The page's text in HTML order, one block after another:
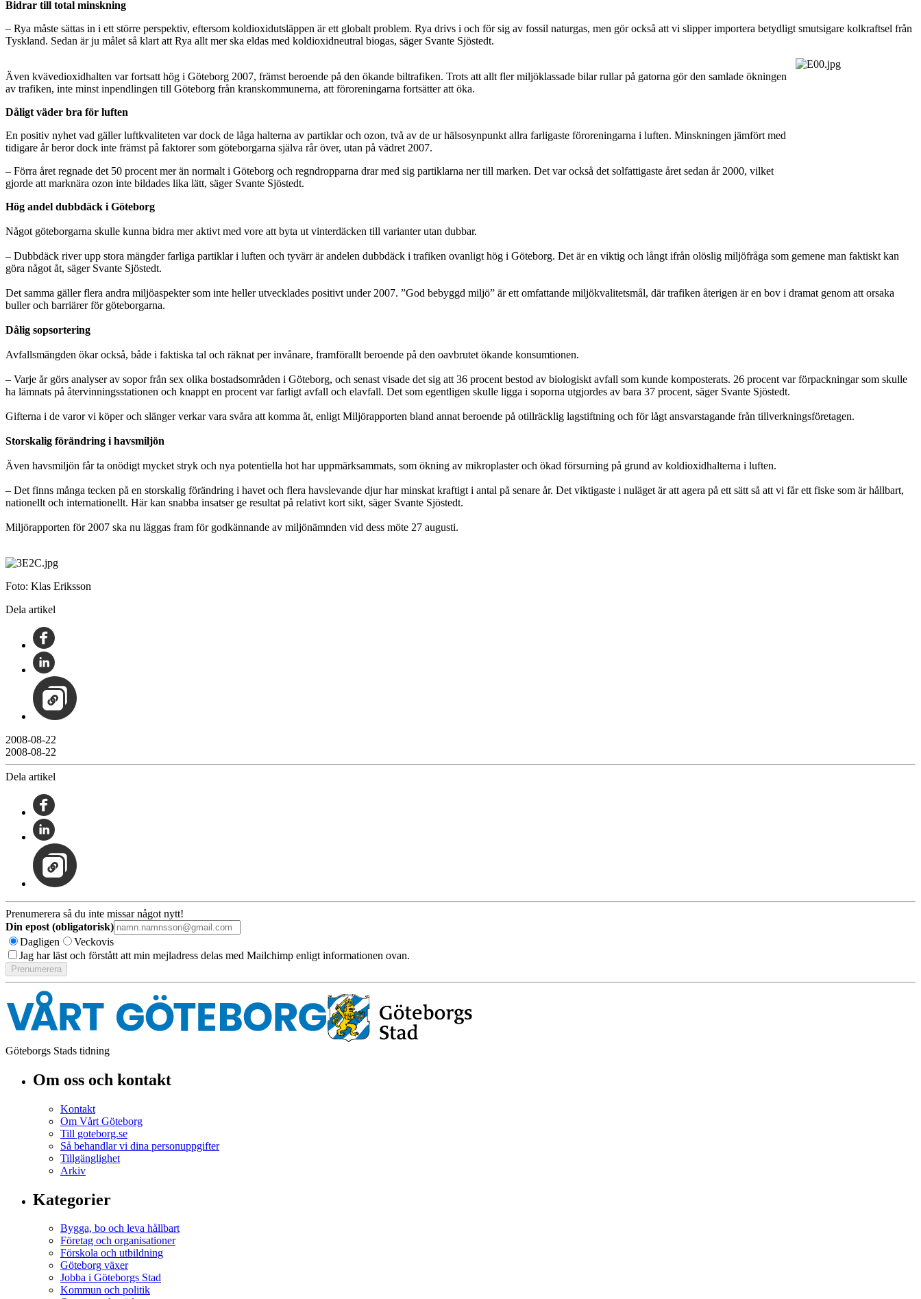
Bidrar till total minskning
– Rya måste sättas in i ett större perspektiv, eftersom koldioxidutsläppen är ett globalt problem. Rya drivs i och för sig av fossil naturgas, men gör också att vi slipper importera betydligt smutsigare kolkraftsel från
Tyskland. Sedan är ju målet så klart att Rya allt mer ska eldas med koldioxidneutral biogas, säger Svante Sjöstedt.
Även kvävedioxidhalten var fortsatt hög i Göteborg 2007, främst beroende på den ökande biltrafiken. Trots att allt fler miljöklassade bilar rullar på gatorna gör den samlade ökningen
av trafiken, inte minst inpendlingen till Göteborg från kranskommunerna, att föroreningarna fortsätter att öka.
Dåligt väder bra för luften
En positiv nyhet vad gäller luftkvaliteten var dock de låga halterna av partiklar och ozon, två av de ur hälsosynpunkt allra farligaste föroreningarna i luften. Minskningen jämfört med
tidigare år beror dock inte främst på faktorer som göteborgarna själva rår över, utan på vädret 2007.
– Förra året regnade det 50 procent mer än normalt i Göteborg och regndropparna drar med sig partiklarna ner till marken. Det var också det solfattigaste året sedan år 2000, vilket
gjorde att marknära ozon inte bildades lika lätt, säger Svante Sjöstedt.
Hög andel dubbdäck i Göteborg
Något göteborgarna skulle kunna bidra mer aktivt med vore att byta ut vinterdäcken till varianter utan dubbar.
– Dubbdäck river upp stora mängder farliga partiklar i luften och tyvärr är andelen dubbdäck i trafiken ovanligt hög i Göteborg. Det är en viktig och långt ifrån olöslig miljöfråga som gemene man faktiskt kan
göra något åt, säger Svante Sjöstedt.
Det samma gäller flera andra miljöaspekter som inte heller utvecklades positivt under 2007. ”God bebyggd miljö” är ett omfattande miljökvalitetsmål, där trafiken återigen är en bov i dramat genom att orsaka
buller och barriärer för göteborgarna.
Dålig sopsortering
Avfallsmängden ökar också, både i faktiska tal och räknat per invånare, framförallt beroende på den oavbrutet ökande konsumtionen.
– Varje år görs analyser av sopor från sex olika bostadsområden i Göteborg, och senast visade det sig att 36 procent bestod av biologiskt avfall som kunde komposterats. 26 procent var förpackningar som skulle
ha lämnats på återvinningsstationen och knappt en procent var farligt avfall och elavfall. Det som egentligen skulle ligga i soporna utgjordes av bara 37 procent, säger Svante Sjöstedt.
Gifterna i de varor vi köper och slänger verkar vara svåra att komma åt, enligt Miljörapporten bland annat beroende på otillräcklig lagstiftning och för lågt ansvarstagande från tillverkningsföretagen.
Storskalig förändring i havsmiljön
Även havsmiljön får ta onödigt mycket stryk och nya potentiella hot har uppmärksammats, som ökning av mikroplaster och ökad försurning på grund av koldioxidhalterna i luften.
– Det finns många tecken på en storskalig förändring i havet och flera havslevande djur har minskat kraftigt i antal på senare år. Det viktigaste i nuläget är att agera på ett sätt så att vi får ett fiske som är hållbart,
nationellt och internationellt. Här kan snabba insatser ge resultat på relativt kort sikt, säger Svante Sjöstedt.
Miljörapporten för 2007 ska nu läggas fram för godkännande av miljönämnden vid dess möte 27 augusti.
Foto: Klas Eriksson
Dela artikel
2008-08-22
2008-08-22
Dela artikel
Prenumerera så du inte missar något nytt!
Din epost (obligatorisk)
Dagligen
Veckovis
Jag har läst och förstått att min mejladress delas med Mailchimp enligt informationen ovan.
Göteborgs Stads tidning
Om oss och kontakt
Kontakt
Om Vårt Göteborg
Till goteborg.se
Så behandlar vi dina personuppgifter
Tillgänglighet
Arkiv
Kategorier
Bygga, bo och leva hållbart
Företag och organisationer
Förskola och utbildning
Göteborg växer
Jobba i Göteborgs Stad
Kommun och politik